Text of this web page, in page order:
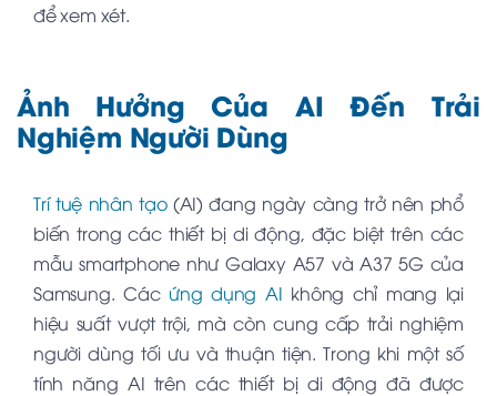
để xem xét.
Ảnh Hưởng Của AI Đến Trải
Nghiệm Người Dùng
Trí tuệ nhân tạo(AI) đang ngày càng trở nên phổ
biến trong các thiết bị di động, đặc biệt trên các
mẫu smartphone như Galaxy A57 và A37 5G của
Samsung. Các ứng dụng AI không chỉ mang lại
hiệu suất vượt trội, mà còn cung cấp trải nghiệm
người dùng tối ưu và thuận tiện. Trong khi một số
tính năng AI trên các thiết bị di động đã được